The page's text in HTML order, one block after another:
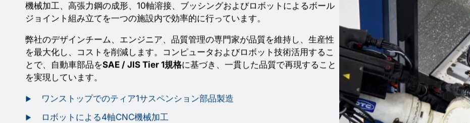
機械加工、高張力鋼の成形、10軸溶接、ブッシングおよびロボットによるボール
ジョイント組み立てを一つの施設内で効率的に行っています。
弊社のデザインチーム、エンジニア、品質管理の専門家が品質を維持し、生産性
を最大化し、コストを削減します。コンピュータおよびロボット技術活用するこ
とで、自動車部品をSAE / JIS Tier 1規格に基づき、一貫した品質で再現すること
を実現しています。
ワンストップでのティア1サスペンション部品製造
ロボットによる4軸CNC機械加工